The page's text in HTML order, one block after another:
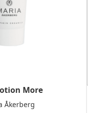
More
Åkerberg